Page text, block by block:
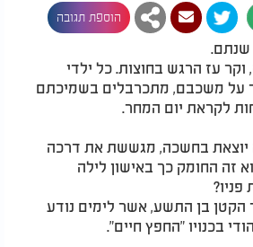
הוספת תגובה
שנתם.
עז הרגש בחוצות. כל ילדי
על משכבם, מתכרבלים בשמיכתם
לקראת יום המחר.
יוצאת בחשכה, מגששת את דרכה
זה החומק כך באישון לילה
פניו?
הקטן בן התשע, אשר לימים נודע
בכנויו "החפץ חיים".